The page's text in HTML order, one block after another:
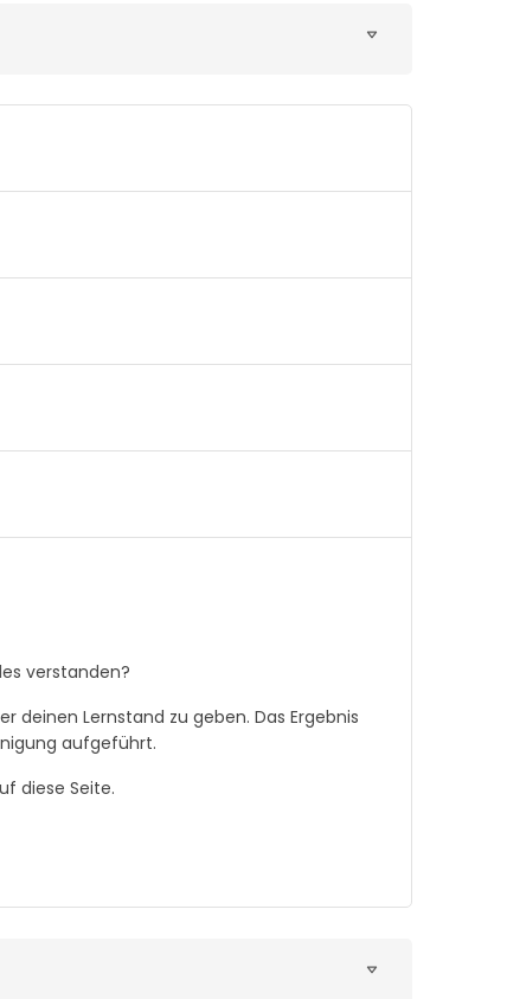
verstanden?
deinen Lernstand zu geben. Das Ergebnis
aufgeführt.
diese Seite.